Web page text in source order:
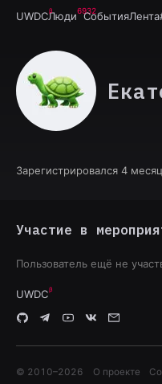
UWDCЛюди6932
СобытияЛента
Зарегистрировался 4
Участие в
Пользователь ещё не
UWDC
© 2010–2026 О проекте